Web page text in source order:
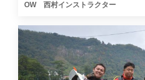
OW 西村インストラクター